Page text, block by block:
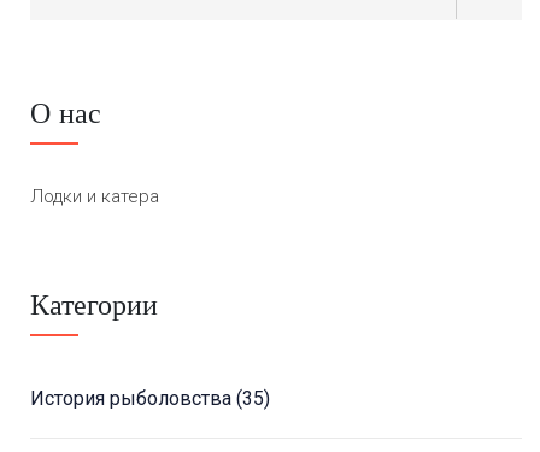
О нас
Лодки и катера
Категории
История рыболовства (35)